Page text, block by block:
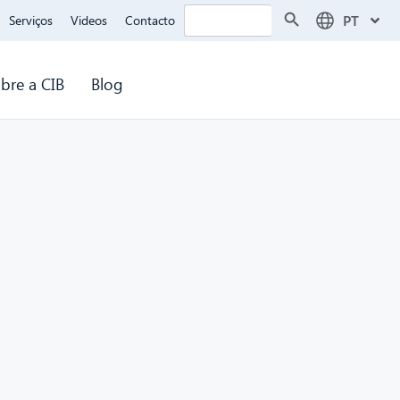
Serviços Videos Contacto Search PT
a CIB Blog